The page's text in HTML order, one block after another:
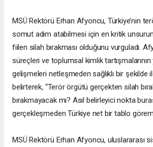
MSÜ Rektörü Erhan Afyoncu, Türkiye’nin
somut adım atabilmesi için en kritik
fiilen silah bırakması olduğunu vurguladı.
süreçleri ve toplumsal kimlik tartışmalarının
gelişmeleri netleşmeden sağlıklı bir şekilde
belirterek, “Terör örgütü gerçekten silah
bırakmayacak mı? Asıl belirleyici nokta
gerçekleşmeden Türkiye net bir tablo
MSÜ Rektörü Erhan Afyoncu, uluslararası